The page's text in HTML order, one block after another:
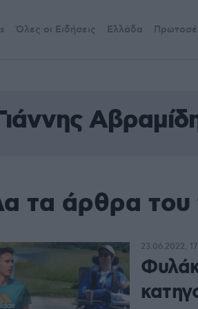
Όλες οι Ειδήσεις Ελλάδα
τα άρθρα του
23.06.2022,